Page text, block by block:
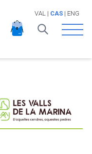
VAL | CAS| ENG
Open